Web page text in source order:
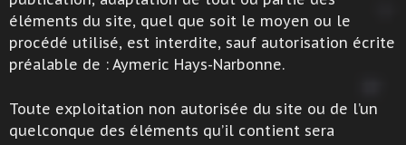
éléments du site, quel que soit le moyen ou le
procédé utilisé, est interdite, sauf autorisation écrite
préalable de : Aymeric Hays-Narbonne.
Toute exploitation non autorisée du site ou de l’un
quelconque des éléments qu’il contient sera